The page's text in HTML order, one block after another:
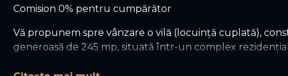
Comision 0% pentru cumpărător
Vă propunem spre vânzare o vilă (locuință cuplată),
generoasă de 245 mp, situată într-un complex
Complexul este amplasat în Voluntari, pe Strada Matei